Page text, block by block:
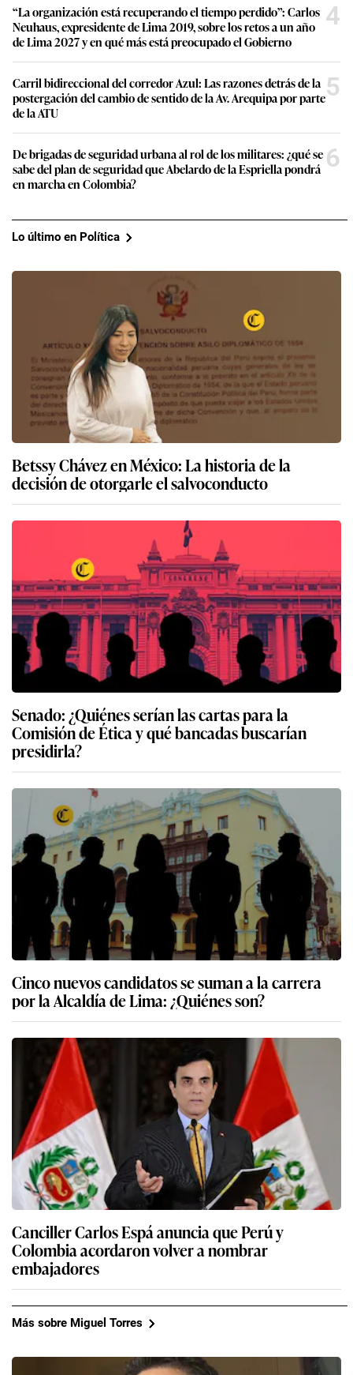
“La organización está recuperando el tiempo perdido”: Carlos
Neuhaus, expresidente de Lima 2019, sobre los retos a un año
de Lima 2027 y en qué más está preocupado el Gobierno
4
Carril bidireccional del corredor Azul: Las razones detrás de la
postergación del cambio de sentido de la Av. Arequipa por parte
de la ATU
5
De brigadas de seguridad urbana al rol de los militares: ¿qué se
sabe del plan de seguridad que Abelardo de la Espriella pondrá
en marcha en Colombia?
6
Lo último en Política
Betssy Chávez en México: La historia de la
decisión de otorgarle el salvoconducto
Senado: ¿Quiénes serían las cartas para la
Comisión de Ética y qué bancadas buscarían
presidirla?
Cinco nuevos candidatos se suman a la carrera
por la Alcaldía de Lima: ¿Quiénes son?
Canciller Carlos Espá anuncia que Perú y
Colombia acordaron volver a nombrar
embajadores
Más sobre Miguel Torres